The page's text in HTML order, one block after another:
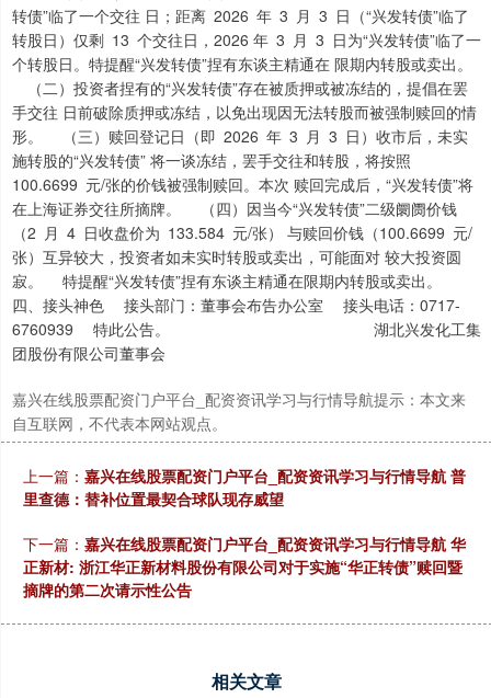
转债”临了一个交往 日；距离 2026 年 3 月 3 日（“兴发转债”临了
转股日）仅剩 13 个交往日，2026 年 3 月 3 日为“兴发转债”临了一
个转股日。特提醒“兴发转债”捏有东谈主精通在 限期内转股或卖出。
（二）投资者捏有的“兴发转债”存在被质押或被冻结的，提倡在罢
手交往 日前破除质押或冻结，以免出现因无法转股而被强制赎回的情
形。 （三）赎回登记日（即 2026 年 3 月 3 日）收市后，未实
施转股的“兴发转债” 将一谈冻结，罢手交往和转股，将按照
100.6699 元/张的价钱被强制赎回。本次 赎回完成后，“兴发转债”将
在上海证券交往所摘牌。 （四）因当今“兴发转债”二级阛阓价钱
（2 月 4 日收盘价为 133.584 元/张） 与赎回价钱（100.6699 元/
张）互异较大，投资者如未实时转股或卖出，可能面对 较大投资圆
寂。 特提醒“兴发转债”捏有东谈主精通在限期内转股或卖出。
四、接头神色 接头部门：董事会布告办公室 接头电话：0717-
6760939 特此公告。 湖北兴发化工集
团股份有限公司董事会
嘉兴在线股票配资门户平台_配资资讯学习与行情导航提示：本文来
自互联网，不代表本网站观点。
上一篇： 嘉兴在线股票配资门户平台_配资资讯学习与行情导航 普
里查德：替补位置最契合球队现存威望
下一篇： 嘉兴在线股票配资门户平台_配资资讯学习与行情导航 华
正新材: 浙江华正新材料股份有限公司对于实施“华正转债”赎回暨
摘牌的第二次请示性公告
相关文章